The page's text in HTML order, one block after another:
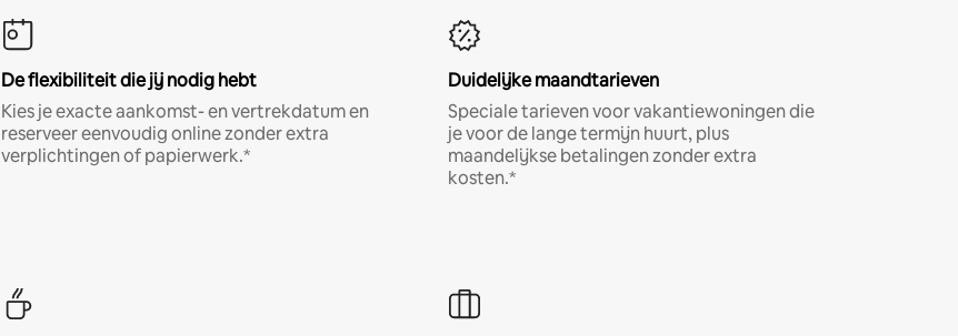
De flexibiliteit die jij nodig hebt
Kies je exacte aankomst- en vertrekdatum en
reserveer eenvoudig online zonder extra
verplichtingen of papierwerk.*
Duidelijke maandtarieven
Speciale tarieven voor vakantiewoningen die
je voor de lange termijn huurt, plus
maandelijkse betalingen zonder extra
kosten.*